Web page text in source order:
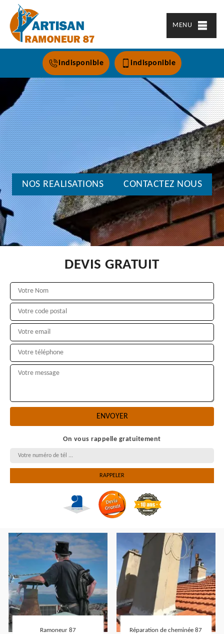
MENU
indisponible indisponible
NOS REALISATIONS CONTACTEZ NOUS
DEVIS GRATUIT
On vous rappelle gratuitement
Ramoneur 87 Réparation de cheminée 87